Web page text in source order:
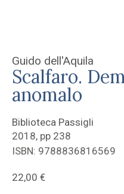
Guido dell'Aquila
Scalfaro.
anomalo
Biblioteca Passigli
2018, pp 238
ISBN: 9788836816569
22,00 €